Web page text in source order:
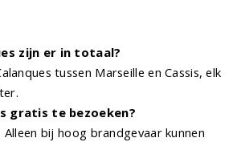
zijn er in totaal?
tussen Marseille en Cassis, elk
gratis te bezoeken?
bij hoog brandgevaar kunnen